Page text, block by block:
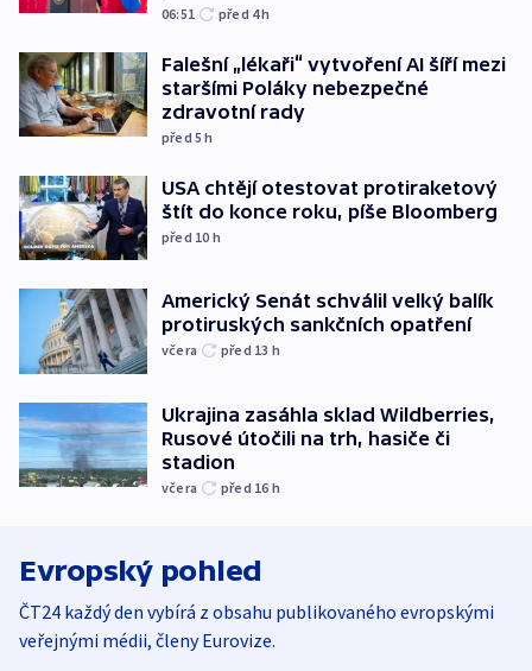
06:51 před 4h
Falešní „lékaři“ vytvoření AI šíří mezi
staršími Poláky nebezpečné
zdravotní rady
před 5h
USA chtějí otestovat protiraketový
štít do konce roku, píše Bloomberg
před 10 h
Americký Senát schválil velký balík
protiruských sankčních opatření
včera před 13 h
Ukrajina zasáhla sklad Wildberries,
Rusové útočili na trh, hasiče či
stadion
včera před 16 h
Evropský pohled
ČT24 každý den vybírá z obsahu publikovaného evropskými
veřejnými médii, členy Eurovize.